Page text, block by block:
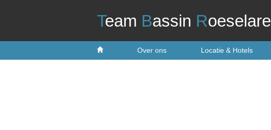
Team Bassin Roeselare
Over ons Locatie & Hotels